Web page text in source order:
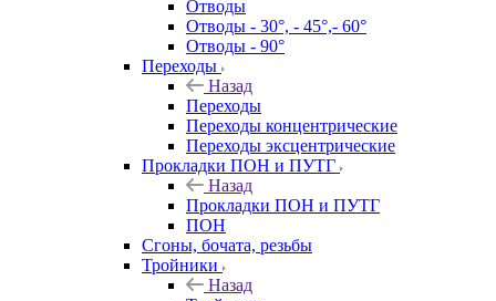
Отводы
Отводы - 30°, - 45°,- 60°
Отводы - 90°
Переходы
Назад
Переходы
Переходы концентрические
Переходы эксцентрические
Прокладки ПОН и ПУТГ
Назад
Прокладки ПОН и ПУТГ
ПОН
Сгоны, бочата, резьбы
Тройники
Назад